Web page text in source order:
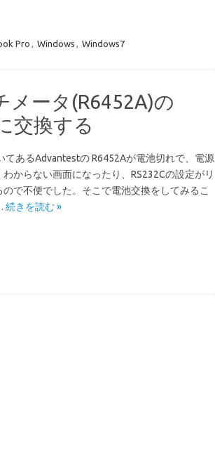
Pro , Windows , Windows7
ータ(R6452A)の
交換する
てあるAdvantestの R6452Aが電池切れで、電源
からない画面になったり、RS232Cの設定がリ
で不便でした。そこで電池交換をしてみるこ
続きを読む »